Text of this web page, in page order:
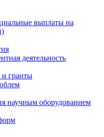
выплаты на
деятельность
гранты
научным оборудованием